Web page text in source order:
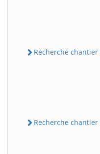
Recherche chantier
Recherche chantier